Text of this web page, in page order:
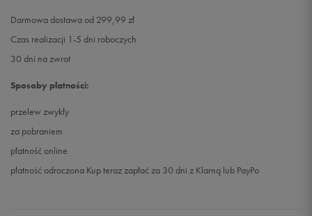
Darmowa dostawa od 299,99 zł
Czas realizacji 1-5 dni roboczych
30 dni na zwrot
Sposoby płatności:
przelew zwykły
za pobraniem
płatność online
płatność odroczona Kup teraz zapłać za 30 dni z Klarną lub PayPo